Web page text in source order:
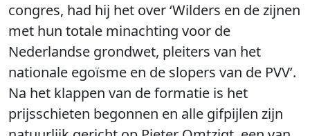
congres, had hij het over ‘Wilders en de zijnen
met hun totale minachting voor de
Nederlandse grondwet, pleiters van het
nationale egoïsme en de slopers van de PVV’.
Na het klappen van de formatie is het
prijsschieten begonnen en alle gifpijlen zijn